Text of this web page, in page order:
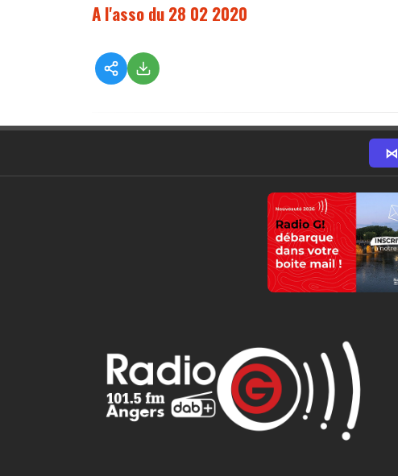
A l'asso du 28 02 2020
⋈